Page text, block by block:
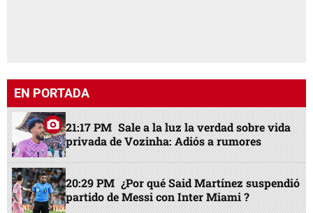
EN PORTADA
21:17 PM Sale a la luz la verdad sobre vida
privada de Vozinha: Adiós a rumores
20:29 PM ¿Por qué Said Martínez suspendió
partido de Messi con Inter Miami ?